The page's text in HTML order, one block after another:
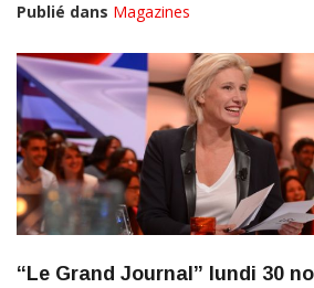
Publié dans Magazines
“Le Grand Journal” lundi 30